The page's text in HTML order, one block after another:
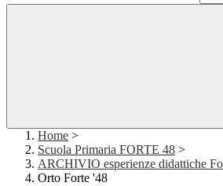
Home >
Scuola Primaria FORTE 48 >
ARCHIVIO esperienze didattiche
Orto Forte '48